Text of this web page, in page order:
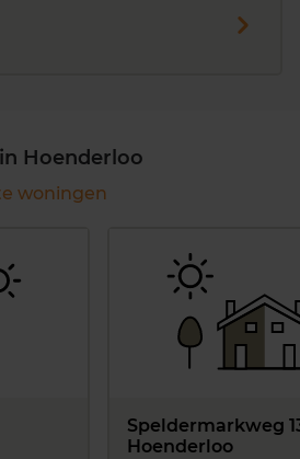
Hoenderloo
woningen
Speldermarkweg
Hoenderloo